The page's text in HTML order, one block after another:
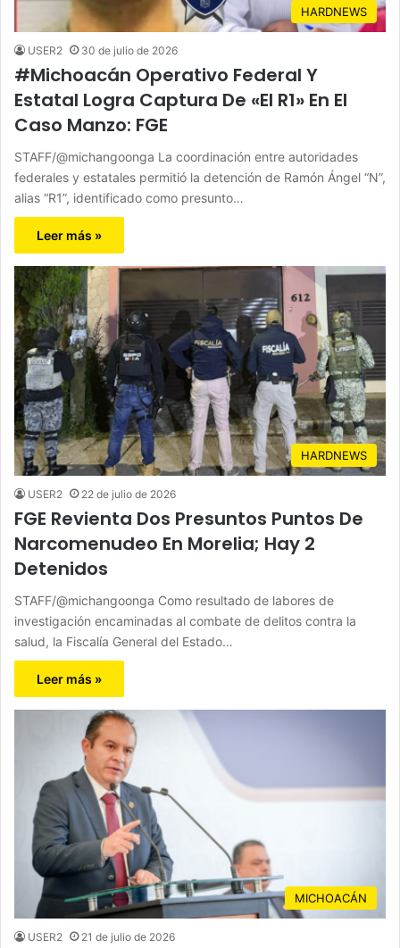
HARDNEWS
USER2 30 de julio de 2026
#Michoacán Operativo Federal Y
Estatal Logra Captura De «El R1» En El
Caso Manzo: FGE
STAFF/@michangoonga La coordinación entre autoridades
federales y estatales permitió la detención de Ramón Ángel “N”,
alias “R1”, identificado como presunto…
Leer más »
HARDNEWS
USER2 22 de julio de 2026
FGE Revienta Dos Presuntos Puntos De
Narcomenudeo En Morelia; Hay 2
Detenidos
STAFF/@michangoonga Como resultado de labores de
investigación encaminadas al combate de delitos contra la
salud, la Fiscalía General del Estado…
Leer más »
MICHOACÁN
USER2 21 de julio de 2026